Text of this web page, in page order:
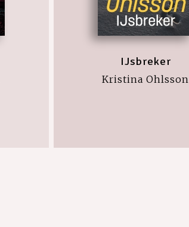
IJsbreker
Kristina Ohlsson